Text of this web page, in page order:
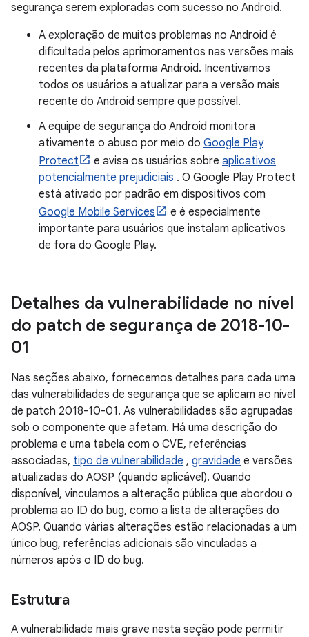
segurança serem exploradas com sucesso no Android.
A exploração de muitos problemas no Android é
dificultada pelos aprimoramentos nas versões mais
recentes da plataforma Android. Incentivamos
todos os usuários a atualizar para a versão mais
recente do Android sempre que possível.
A equipe de segurança do Android monitora
ativamente o abuso por meio do Google Play
Protect
e avisa os usuários sobre aplicativos
potencialmente prejudiciais . O Google Play Protect
está ativado por padrão em dispositivos com
Google Mobile Services
e é especialmente
importante para usuários que instalam aplicativos
de fora do Google Play.
Detalhes da vulnerabilidade no nível
do patch de segurança de 2018-10-
01
Nas seções abaixo, fornecemos detalhes para cada uma
das vulnerabilidades de segurança que se aplicam ao nível
de patch 2018-10-01. As vulnerabilidades são agrupadas
sob o componente que afetam. Há uma descrição do
problema e uma tabela com o CVE, referências
associadas, tipo de vulnerabilidade , gravidade e versões
atualizadas do AOSP (quando aplicável). Quando
disponível, vinculamos a alteração pública que abordou o
problema ao ID do bug, como a lista de alterações do
AOSP. Quando várias alterações estão relacionadas a um
único bug, referências adicionais são vinculadas a
números após o ID do bug.
Estrutura
A vulnerabilidade mais grave nesta seção pode permitir